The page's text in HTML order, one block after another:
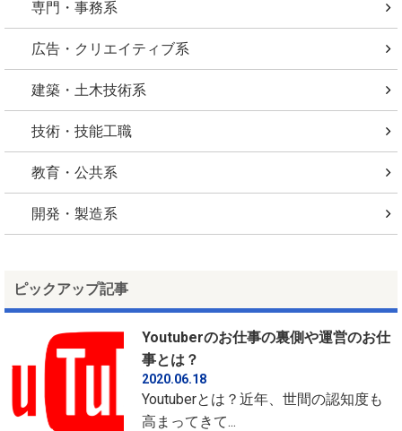
専門・事務系
広告・クリエイティブ系
建築・土木技術系
技術・技能工職
教育・公共系
開発・製造系
ピックアップ記事
Youtuberのお仕事の裏側や運営のお仕
事とは？
2020.06.18
Youtuberとは？近年、世間の認知度も
高まってきて...